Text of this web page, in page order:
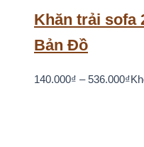
Khăn trải sofa
Bản Đồ
140.000₫ – 536.000₫